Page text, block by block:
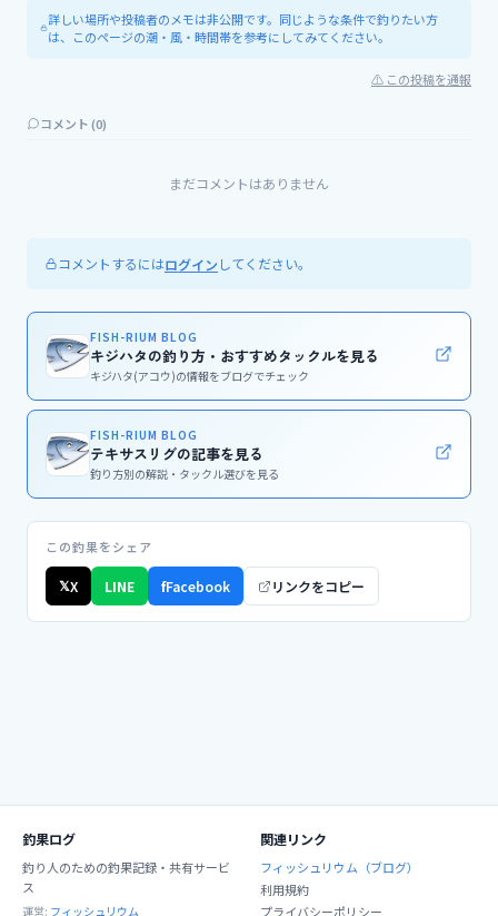
詳しい場所や投稿者のメモは非公開です。同じような条件で釣りたい方
は、このページの潮・風・時間帯を参考にしてみてください。
⚠ この投稿を通報
コメント (0)
まだコメントはありません
コメントするにはログイン してください。
FISH-RIUM BLOG
キジハタの釣り方・おすすめタックルを見る
キジハタ(アコウ)の情報をブログでチェック
FISH-RIUM BLOG
テキサスリグの記事を見る
釣り方別の解説・タックル選びを見る
この釣果をシェア
𝕏X LINE fFacebook リンクをコピー
釣果ログ
釣り人のための釣果記録・共有サービ
ス
運営: フィッシュリウム
関連リンク
フィッシュリウム（ブログ）
利用規約
プライバシーポリシー